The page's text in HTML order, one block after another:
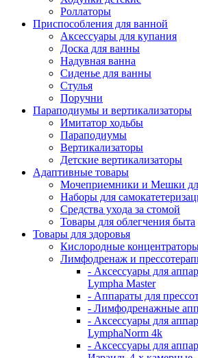
Роллаторы
Приспособления для ванной
Аксессуары для купания
Доска для ванны
Надувная ванна
Сиденье для ванны
Стулья
Поручни
Параподиумы и вертикализаторы
Имитатор ходьбы
Параподиумы
Вертикализаторы
Детские вертикализаторы
Адаптивные товары
Мочеприемники и Мешки
Наборы для
Средства ухода за стомой
Товары для облегчения быта
Товары для здоровья
Кислородные
Лимфодренаж и
- Аксессуары для
Lympha Master
- Аппараты для
- Лимфодренажные
- Аксессуары для
LymphaNorm 4k
- Аксессуары для